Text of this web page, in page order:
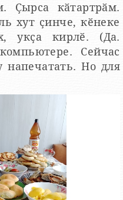
Ҫырса кӑтартрӑм.
хут ҫинче, кӗнеке
укҫа кирлӗ. (Да.
Сейчас
напечатать. Но для